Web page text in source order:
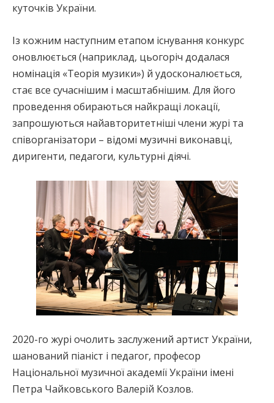
куточків України.
Із кожним наступним етапом існування конкурс
оновлюється (наприклад, цьогоріч додалася
номінація «Теорія музики») й удосконалюється,
стає все сучаснішим і масштабнішим. Для його
проведення обираються найкращі локації,
запрошуються найавторитетніші члени журі та
співорганізатори – відомі музичні виконавці,
диригенти, педагоги, культурні діячі.
2020-го журі очолить заслужений артист України,
шанований піаніст і педагог, професор
Національної музичної академії України імені
Петра Чайковського Валерій Козлов.